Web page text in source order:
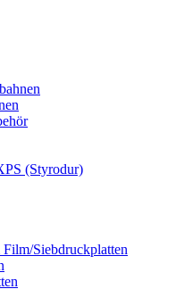
(Styrodur)
Siebdruckplatten